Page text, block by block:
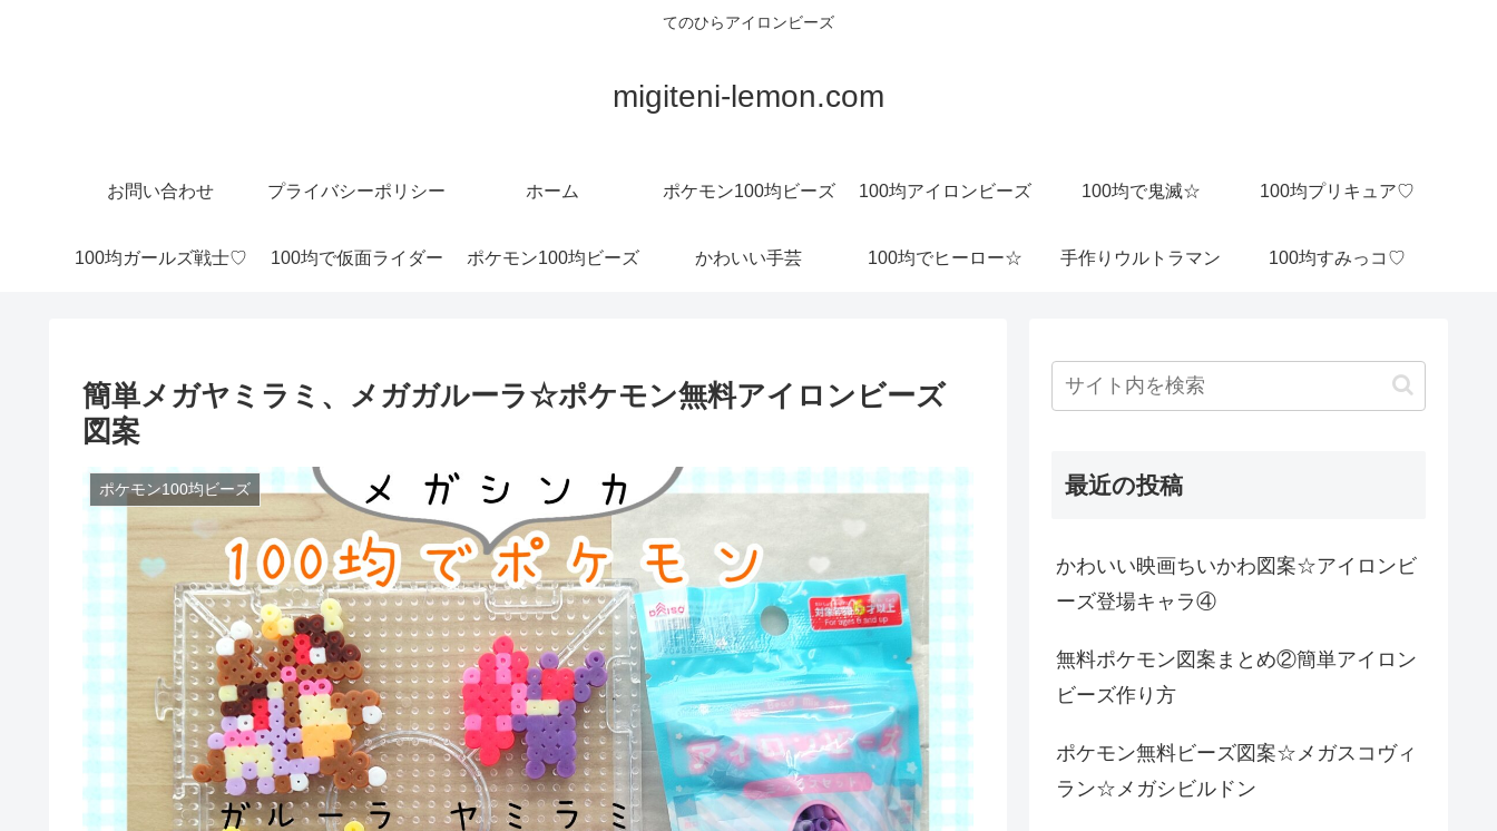
てのひらアイロンビーズ
migiteni-lemon.com
お問い合わせ プライバシーポリシー ホーム ポケモン100均ビーズ 100均アイロンビーズ 100均で鬼滅☆ 100均プリキュア♡
100均ガールズ戦士♡ 100均で仮面ライダー ポケモン100均ビーズ かわいい手芸 100均でヒーロー☆ 手作りウルトラマン 100均すみっコ♡
簡単メガヤミラミ、メガガルーラ☆ポケモン無料アイロンビーズ
図案
ポケモン100均ビーズ 最近の投稿
かわいい映画ちいかわ図案☆アイロンビ
ーズ登場キャラ④
無料ポケモン図案まとめ②簡単アイロン
ビーズ作り方
ポケモン無料ビーズ図案☆メガスコヴィ
ラン☆メガシビルドン